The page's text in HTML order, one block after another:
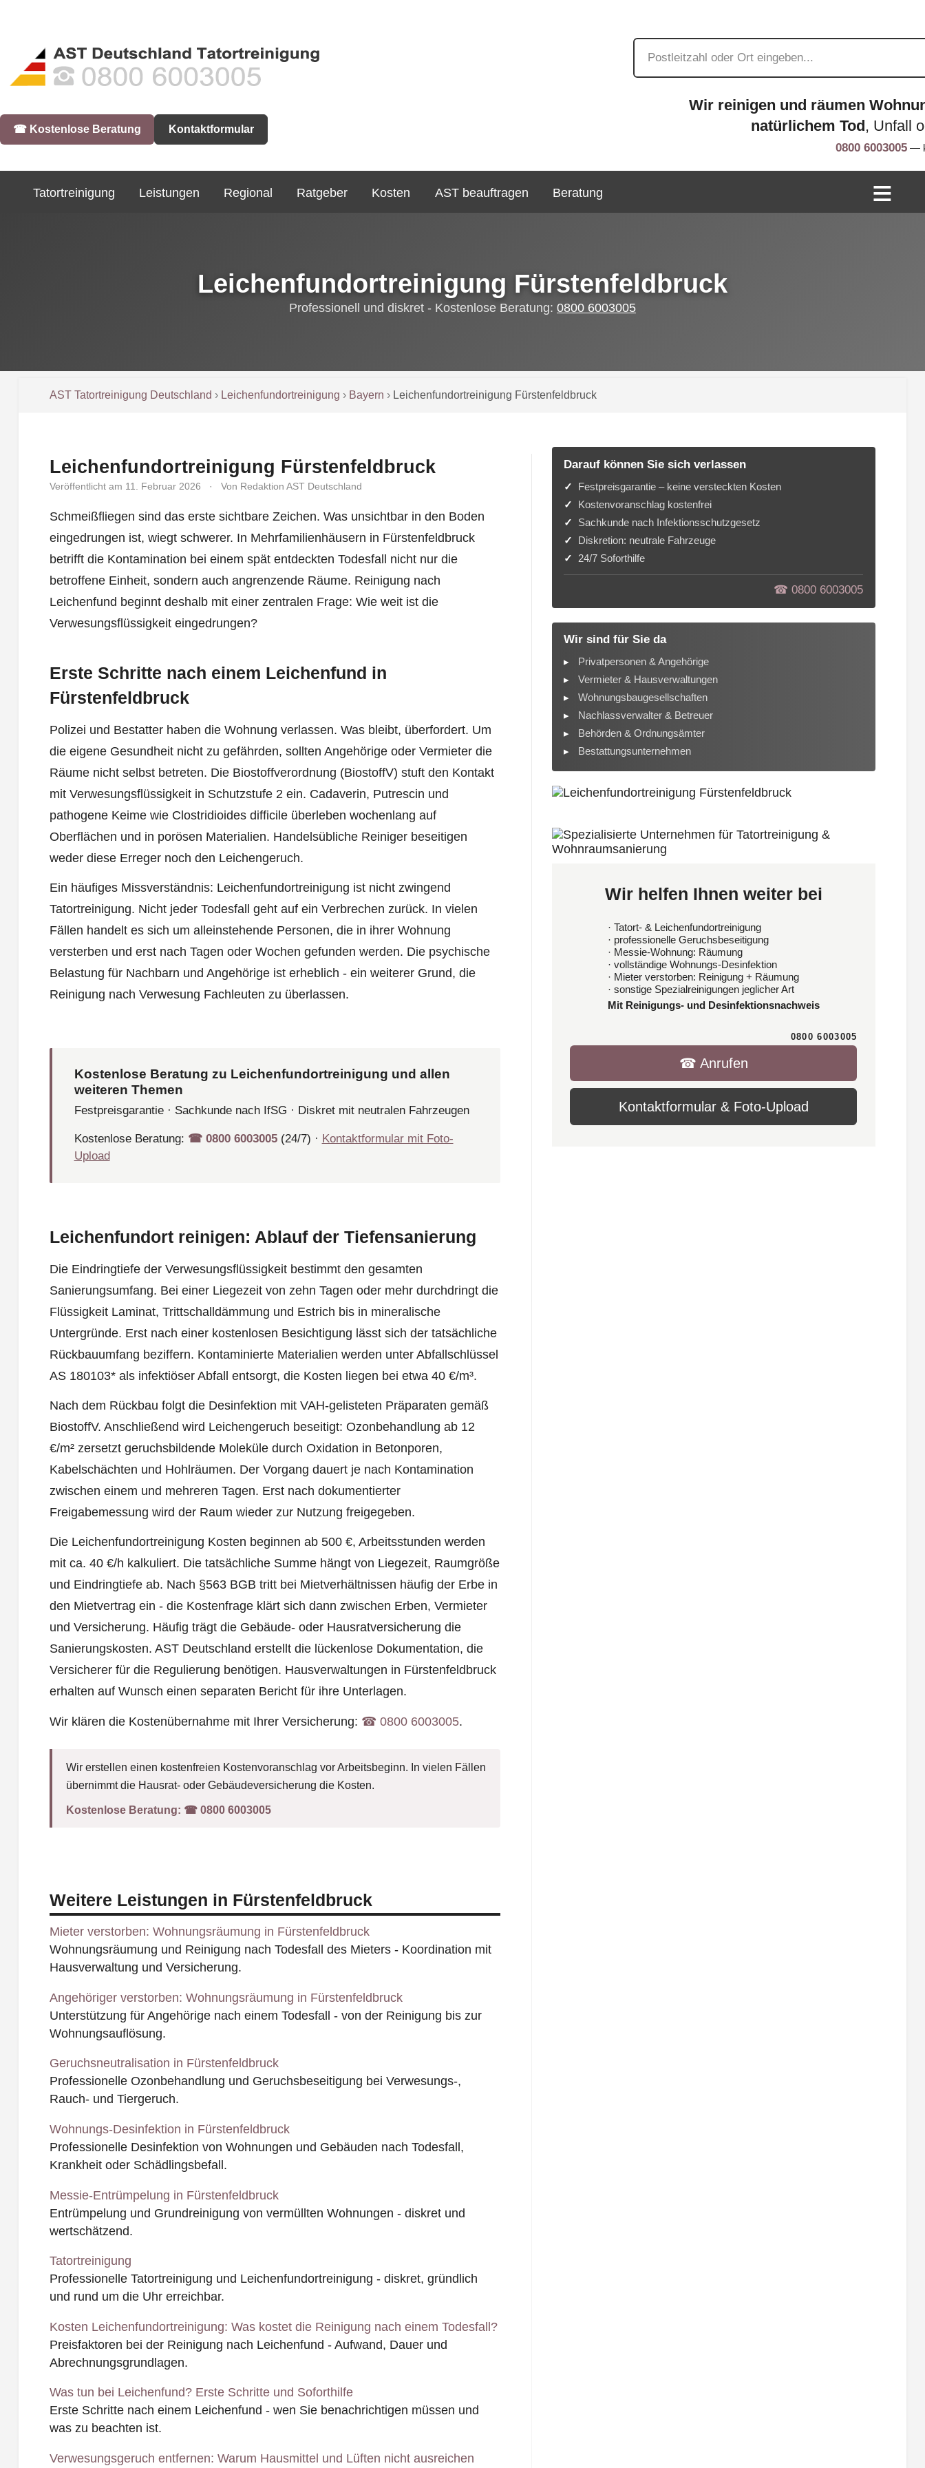
Wir reinigen und räumen
natürlichem Tod, Unfall
☎︎ Kostenlose Beratung Kontaktformular
0800 6003005 —
Tatortreinigung Leistungen Regional Ratgeber Kosten AST beauftragen Beratung
Leichenfundortreinigung Fürstenfeldbruck
Professionell und diskret - Kostenlose Beratung: 0800 6003005
AST Tatortreinigung Deutschland › Leichenfundortreinigung › Bayern › Leichenfundortreinigung Fürstenfeldbruck
Leichenfundortreinigung Fürstenfeldbruck
Veröffentlicht am 11. Februar 2026 · Von Redaktion AST Deutschland
Schmeißfliegen sind das erste sichtbare Zeichen. Was unsichtbar in den Boden
eingedrungen ist, wiegt schwerer. In Mehrfamilienhäusern in Fürstenfeldbruck
betrifft die Kontamination bei einem spät entdeckten Todesfall nicht nur die
betroffene Einheit, sondern auch angrenzende Räume. Reinigung nach
Leichenfund beginnt deshalb mit einer zentralen Frage: Wie weit ist die
Verwesungsflüssigkeit eingedrungen?
Erste Schritte nach einem Leichenfund in
Fürstenfeldbruck
Polizei und Bestatter haben die Wohnung verlassen. Was bleibt, überfordert. Um
die eigene Gesundheit nicht zu gefährden, sollten Angehörige oder Vermieter die
Räume nicht selbst betreten. Die Biostoffverordnung (BiostoffV) stuft den Kontakt
mit Verwesungsflüssigkeit in Schutzstufe 2 ein. Cadaverin, Putrescin und
pathogene Keime wie Clostridioides difficile überleben wochenlang auf
Oberflächen und in porösen Materialien. Handelsübliche Reiniger beseitigen
weder diese Erreger noch den Leichengeruch.
Ein häufiges Missverständnis: Leichenfundortreinigung ist nicht zwingend
Tatortreinigung. Nicht jeder Todesfall geht auf ein Verbrechen zurück. In vielen
Fällen handelt es sich um alleinstehende Personen, die in ihrer Wohnung
versterben und erst nach Tagen oder Wochen gefunden werden. Die psychische
Belastung für Nachbarn und Angehörige ist erheblich - ein weiterer Grund, die
Reinigung nach Verwesung Fachleuten zu überlassen.
Kostenlose Beratung zu Leichenfundortreinigung und allen
weiteren Themen
Festpreisgarantie · Sachkunde nach IfSG · Diskret mit neutralen Fahrzeugen
Kostenlose Beratung: ☎︎ 0800 6003005(24/7) · Kontaktformular mit Foto-
Upload
Leichenfundort reinigen: Ablauf der Tiefensanierung
Die Eindringtiefe der Verwesungsflüssigkeit bestimmt den gesamten
Sanierungsumfang. Bei einer Liegezeit von zehn Tagen oder mehr durchdringt die
Flüssigkeit Laminat, Trittschalldämmung und Estrich bis in mineralische
Untergründe. Erst nach einer kostenlosen Besichtigung lässt sich der tatsächliche
Rückbauumfang beziffern. Kontaminierte Materialien werden unter Abfallschlüssel
AS 180103* als infektiöser Abfall entsorgt, die Kosten liegen bei etwa 40 €/m³.
Nach dem Rückbau folgt die Desinfektion mit VAH-gelisteten Präparaten gemäß
BiostoffV. Anschließend wird Leichengeruch beseitigt: Ozonbehandlung ab 12
€/m² zersetzt geruchsbildende Moleküle durch Oxidation in Betonporen,
Kabelschächten und Hohlräumen. Der Vorgang dauert je nach Kontamination
zwischen einem und mehreren Tagen. Erst nach dokumentierter
Freigabemessung wird der Raum wieder zur Nutzung freigegeben.
Die Leichenfundortreinigung Kosten beginnen ab 500 €, Arbeitsstunden werden
mit ca. 40 €/h kalkuliert. Die tatsächliche Summe hängt von Liegezeit, Raumgröße
und Eindringtiefe ab. Nach §563 BGB tritt bei Mietverhältnissen häufig der Erbe in
den Mietvertrag ein - die Kostenfrage klärt sich dann zwischen Erben, Vermieter
und Versicherung. Häufig trägt die Gebäude- oder Hausratversicherung die
Sanierungskosten. AST Deutschland erstellt die lückenlose Dokumentation, die
Versicherer für die Regulierung benötigen. Hausverwaltungen in Fürstenfeldbruck
erhalten auf Wunsch einen separaten Bericht für ihre Unterlagen.
Wir klären die Kostenübernahme mit Ihrer Versicherung: ☎︎ 0800 6003005.
Wir erstellen einen kostenfreien Kostenvoranschlag vor Arbeitsbeginn. In vielen Fällen
übernimmt die Hausrat- oder Gebäudeversicherung die Kosten.
Kostenlose Beratung: ☎︎ 0800 6003005
Weitere Leistungen in Fürstenfeldbruck
Mieter verstorben: Wohnungsräumung in Fürstenfeldbruck
Wohnungsräumung und Reinigung nach Todesfall des Mieters - Koordination mit
Hausverwaltung und Versicherung.
Angehöriger verstorben: Wohnungsräumung in Fürstenfeldbruck
Unterstützung für Angehörige nach einem Todesfall - von der Reinigung bis zur
Wohnungsauflösung.
Geruchsneutralisation in Fürstenfeldbruck
Professionelle Ozonbehandlung und Geruchsbeseitigung bei Verwesungs-,
Rauch- und Tiergeruch.
Wohnungs-Desinfektion in Fürstenfeldbruck
Professionelle Desinfektion von Wohnungen und Gebäuden nach Todesfall,
Krankheit oder Schädlingsbefall.
Messie-Entrümpelung in Fürstenfeldbruck
Entrümpelung und Grundreinigung von vermüllten Wohnungen - diskret und
wertschätzend.
Tatortreinigung
Professionelle Tatortreinigung und Leichenfundortreinigung - diskret, gründlich
und rund um die Uhr erreichbar.
Kosten Leichenfundortreinigung: Was kostet die Reinigung nach einem Todesfall?
Preisfaktoren bei der Reinigung nach Leichenfund - Aufwand, Dauer und
Abrechnungsgrundlagen.
Was tun bei Leichenfund? Erste Schritte und Soforthilfe
Erste Schritte nach einem Leichenfund - wen Sie benachrichtigen müssen und
was zu beachten ist.
Verwesungsgeruch entfernen: Warum Hausmittel und Lüften nicht ausreichen
Darauf können Sie sich verlassen
Festpreisgarantie – keine versteckten Kosten
Kostenvoranschlag kostenfrei
Sachkunde nach Infektionsschutzgesetz
Diskretion: neutrale Fahrzeuge
24/7 Soforthilfe
☎︎ 0800 6003005
Wir sind für Sie da
Privatpersonen & Angehörige
Vermieter & Hausverwaltungen
Wohnungsbaugesellschaften
Nachlassverwalter & Betreuer
Behörden & Ordnungsämter
Bestattungsunternehmen
Wir helfen Ihnen weiter bei
· Tatort- & Leichenfundortreinigung
· professionelle Geruchsbeseitigung
· Messie-Wohnung: Räumung
· vollständige Wohnungs-Desinfektion
· Mieter verstorben: Reinigung + Räumung
· sonstige Spezialreinigungen jeglicher Art
Mit Reinigungs- und Desinfektionsnachweis
0800 6003005
☎︎ Anrufen
Kontaktformular & Foto-Upload